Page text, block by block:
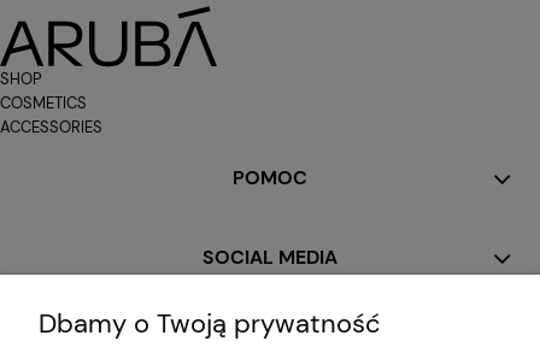
SHOP
COSMETICS
ACCESSORIES
POMOC
SOCIAL MEDIA
MOJE KONTO
Dbamy o Twoją prywatność